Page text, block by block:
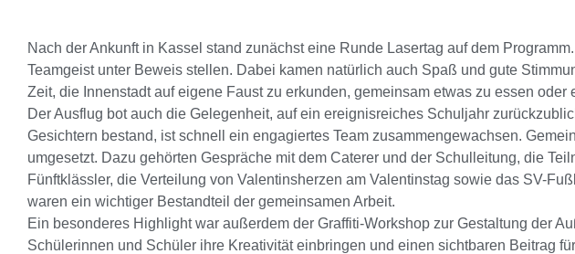
Nach der Ankunft in Kassel stand zunächst eine Runde Lasertag auf dem
Teamgeist unter Beweis stellen. Dabei kamen natürlich auch Spaß und gute
Zeit, die Innenstadt auf eigene Faust zu erkunden, gemeinsam etwas zu essen oder
Der Ausflug bot auch die Gelegenheit, auf ein ereignisreiches Schuljahr
Gesichtern bestand, ist schnell ein engagiertes Team zusammengewachsen.
umgesetzt. Dazu gehörten Gespräche mit dem Caterer und der Schulleitung, die
Fünftklässler, die Verteilung von Valentinsherzen am Valentinstag sowie das SV-
waren ein wichtiger Bestandteil der gemeinsamen Arbeit.
Ein besonderes Highlight war außerdem der Graffiti-Workshop zur Gestaltung der
Schülerinnen und Schüler ihre Kreativität einbringen und einen sichtbaren Beitrag